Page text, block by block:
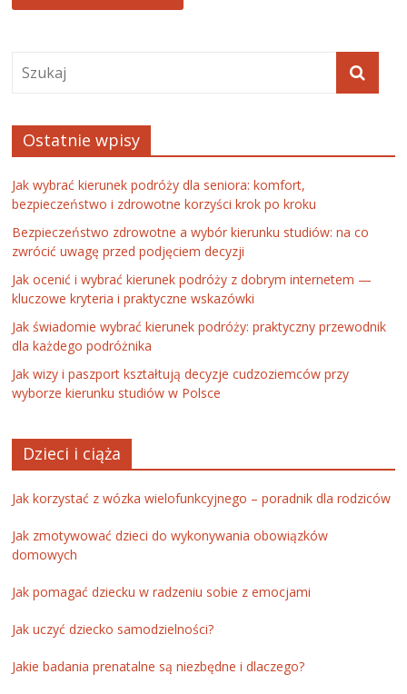
Ostatnie wpisy
Jak wybrać kierunek podróży dla seniora: komfort,
bezpieczeństwo i zdrowotne korzyści krok po kroku
Bezpieczeństwo zdrowotne a wybór kierunku studiów: na co
zwrócić uwagę przed podjęciem decyzji
Jak ocenić i wybrać kierunek podróży z dobrym internetem —
kluczowe kryteria i praktyczne wskazówki
Jak świadomie wybrać kierunek podróży: praktyczny przewodnik
dla każdego podróżnika
Jak wizy i paszport kształtują decyzje cudzoziemców przy
wyborze kierunku studiów w Polsce
Dzieci i ciąża
Jak korzystać z wózka wielofunkcyjnego – poradnik dla rodziców
Jak zmotywować dzieci do wykonywania obowiązków
domowych
Jak pomagać dziecku w radzeniu sobie z emocjami
Jak uczyć dziecko samodzielności?
Jakie badania prenatalne są niezbędne i dlaczego?